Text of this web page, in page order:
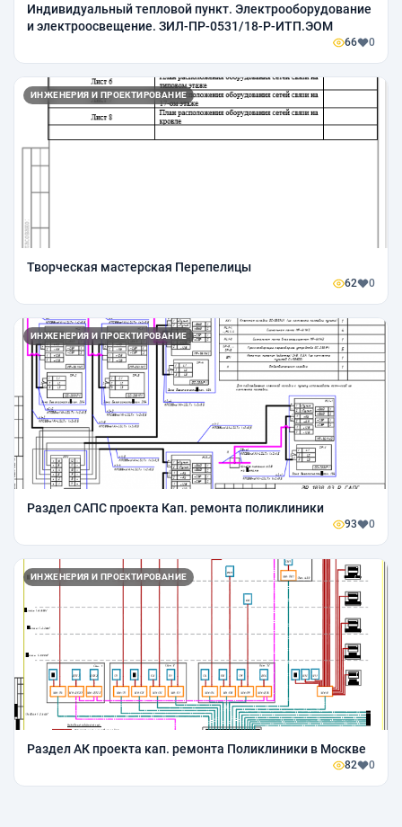
Индивидуальный тепловой пункт. Электрооборудование
и электроосвещение. ЗИЛ-ПР-0531/18-Р-ИТП.ЭОМ
66 0
ИНЖЕНЕРИЯ И ПРОЕКТИРОВАНИЕ
Творческая мастерская Перепелицы
62 0
ИНЖЕНЕРИЯ И ПРОЕКТИРОВАНИЕ
Раздел САПС проекта Кап. ремонта поликлиники
93 0
ИНЖЕНЕРИЯ И ПРОЕКТИРОВАНИЕ
Раздел АК проекта кап. ремонта Поликлиники в Москве
82 0